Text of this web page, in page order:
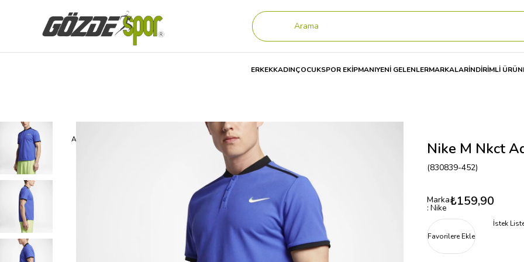
ERKEKKADINÇOCUKSPOR EKİPMANIYENİ GELENLERMARKALARİNDİRİMLİ
Anasayfa Tişört Nike M Nkct Adv Polo Solıd Pq Erkek Polo Nike M Nkct
(830839-452)
Marka
: Nike ₺159,90
Favorilere Ekle
İstek